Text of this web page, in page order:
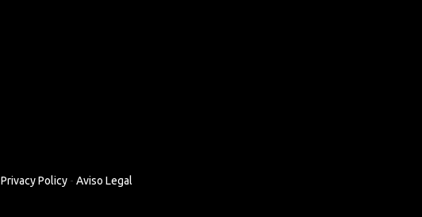
Privacy Policy - Aviso Legal